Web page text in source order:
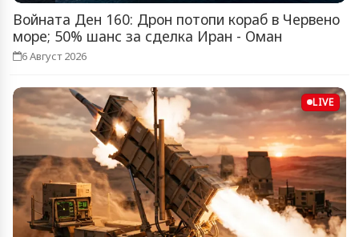
Войната Ден 160: Дрон потопи кораб в Червено
море; 50% шанс за сделка Иран - Оман
6 Август 2026
LIVE